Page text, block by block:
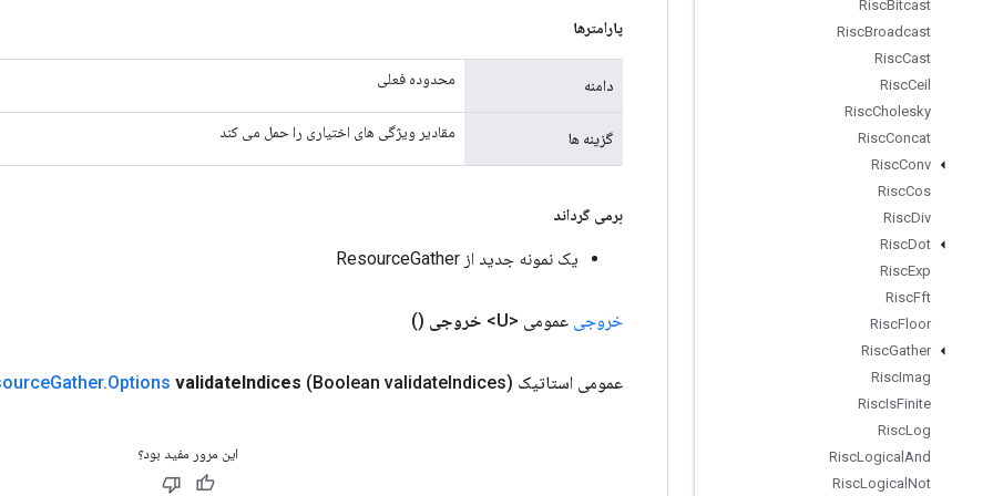
RiscBitcast
RiscBroadcast
RiscCast
RiscCeil
RiscCholesky
RiscConcat
RiscConv
RiscCos
RiscDiv
RiscDot
RiscExp
RiscFft
RiscFloor
RiscGather
RiscImag
RiscIsFinite
RiscLog
RiscLogical And
RiscLogical Not
پارامترها
دامنه محدوده فعلی
گزینه ها مقادیر ویژگی های اختیاری را حمل می کند
برمی گرداند
یک نمونه جدید از ResourceGather
خروجی عمومی <U> خروجی ()
عمومی استاتیک Gather.Options validateIndices (Boolean validateIndices)
این مرور مفید بود؟